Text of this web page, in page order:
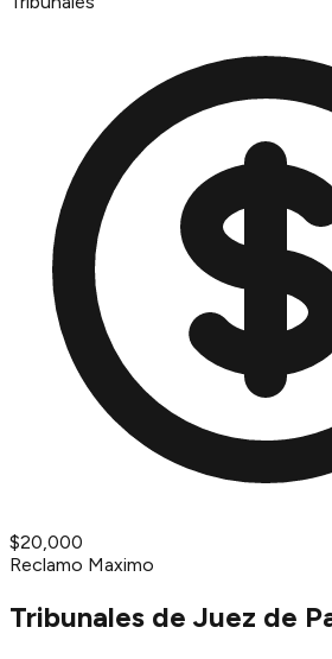
$20,000
Reclamo Maximo
Tribunales de Juez de